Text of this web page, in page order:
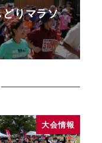
りマラソ
大会情報